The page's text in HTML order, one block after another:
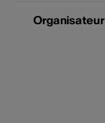
Organisateur